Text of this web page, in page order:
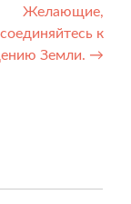
Желающие,
к
Земли. →